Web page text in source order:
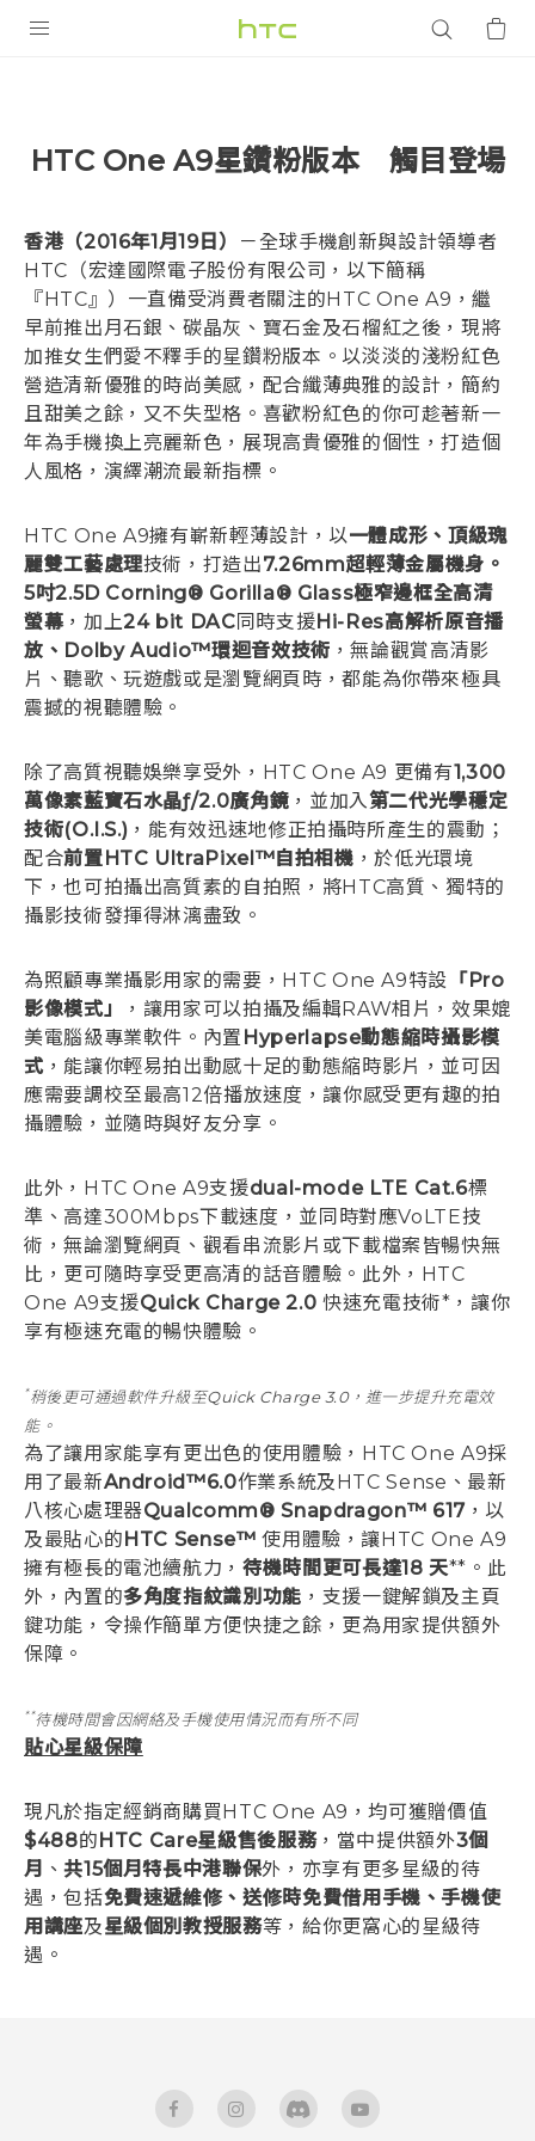
智能手機
配件
VIVERSE
應用程式
支援服務
登入
HTC One A9星鑽粉版本 觸目登場
香港（2016年1月19日）
－全球手機創新與設計領導者
HTC（宏達國際電子股份有限公司，以下簡稱
『HTC』）一直備受消費者關注的HTC One A9，繼
早前推出月石銀、碳晶灰、寶石金及石榴紅之後，現將
加推女生們愛不釋手的星鑽粉版本。以淡淡的淺粉紅色
營造清新優雅的時尚美感，配合纖薄典雅的設計，簡約
且甜美之餘，又不失型格。喜歡粉紅色的你可趁著新一
年為手機換上亮麗新色，展現高貴優雅的個性，打造個
人風格，演繹潮流最新指標。
HTC One A9擁有嶄新輕薄設計，以一體成形、頂級瑰
麗雙工藝處理技術，打造出7.26mm超輕薄金屬機身。
5吋2.5D Corning® Gorilla® Glass極窄邊框全高清
螢幕，加上24 bit DAC同時支援Hi-Res高解析原音播
放、Dolby Audio™環迴音效技術 ，無論觀賞高清影
片、聽歌、玩遊戲或是瀏覽網頁時，都能為你帶來極具
震撼的視聽體驗。
除了高質視聽娛樂享受外，HTC One A9 更備有1,300
萬像素藍寶石水晶ƒ/2.0廣角鏡 ，並加入第二代光學穩定
技術(O.I.S.) ，能有效迅速地修正拍攝時所產生的震動；
配合前置HTC UltraPixel™自拍相機 ，於低光環境
下，也可拍攝出高質素的自拍照，將HTC高質、獨特的
攝影技術發揮得淋漓盡致。
為照顧專業攝影用家的需要，HTC One A9特設
「Pro
影像模式」
，讓用家可以拍攝及編輯RAW相片，效果媲
美電腦級專業軟件。內置 Hyperlapse動態縮時攝影模
式，能讓你輕易拍出動感十足的動態縮時影片，並可因
應需要調校至最高12倍播放速度，讓你感受更有趣的拍
攝體驗，並隨時與好友分享。
此外，HTC One A9支援dual-mode LTE Cat.6標
準、高達300Mbps下載速度，並同時對應VoLTE技
術，無論瀏覽網頁、觀看串流影片或下載檔案皆暢快無
比，更可隨時享受更高清的話音體驗。此外，HTC
One A9支援Quick Charge 2.0快速充電技術*，讓你
享有極速充電的暢快體驗。
*稍後更可通過軟件升級至Quick Charge 3.0，進一步提升充電效
能。
為了讓用家能享有更出色的使用體驗，HTC One A9採
用了最新Android™6.0作業系統及HTC Sense、最新
八核心處理器Qualcomm® Snapdragon™ 617，以
及最貼心的HTC Sense™ 使用體驗，讓HTC One A9
擁有極長的電池續航力，待機時間更可長達18 天**。此
外，內置的多角度指紋識別功能 ，支援一鍵解鎖及主頁
鍵功能，令操作簡單方便快捷之餘，更為用家提供額外
保障。
**待機時間會因網絡及手機使用情況而有所不同
貼心星級保障
現凡於指定經銷商購買HTC One A9，均可獲贈價值
$488的HTC Care星級售後服務，當中提供額外3個
月 、共15個月特長中港聯保外，亦享有更多星級的待
遇，包括免費速遞維修、送修時免費借用手機、手機使
用講座及星級個別教授服務等，給你更窩心的星級待
遇。